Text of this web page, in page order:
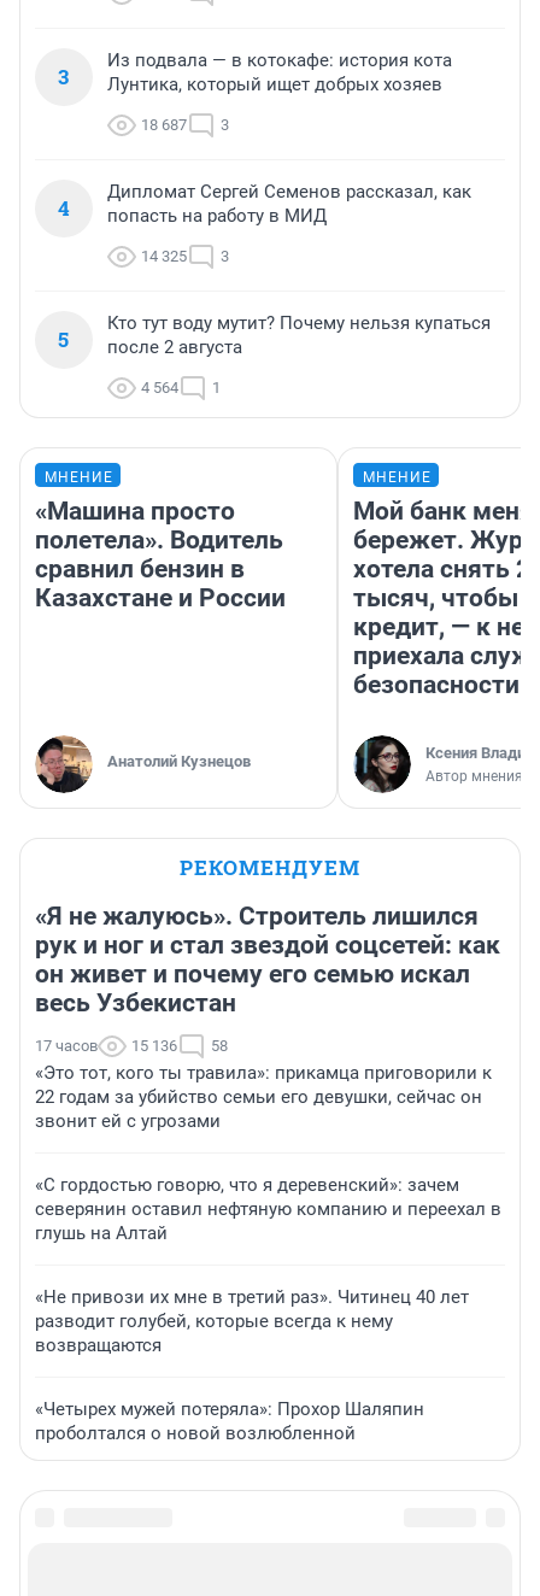
3
Из подвала — в котокафе: история кота
Лунтика, который ищет добрых хозяев
18 687 3
4
Дипломат Сергей Семенов рассказал, как
попасть на работу в МИД
14 325 3
5
Кто тут воду мутит? Почему нельзя купаться
после 2 августа
4 564 1
МНЕНИЕ
«Машина просто
полетела». Водитель
сравнил бензин в
Казахстане и России
Анатолий Кузнецов
МНЕНИЕ
Мой банк меня
бережет.
хотела снять
тысяч, чтобы
кредит, — к
приехала
безопасности
Ксения
Автор мнения
РЕКОМЕНДУЕМ
«Я не жалуюсь». Строитель лишился
рук и ног и стал звездой соцсетей: как
он живет и почему его семью искал
весь Узбекистан
17 часов 15 136 58
«Это тот, кого ты травила»: прикамца приговорили к
22 годам за убийство семьи его девушки, сейчас он
звонит ей с угрозами
«С гордостью говорю, что я деревенский»: зачем
северянин оставил нефтяную компанию и переехал в
глушь на Алтай
«Не привози их мне в третий раз». Читинец 40 лет
разводит голубей, которые всегда к нему
возвращаются
«Четырех мужей потеряла»: Прохор Шаляпин
проболтался о новой возлюбленной